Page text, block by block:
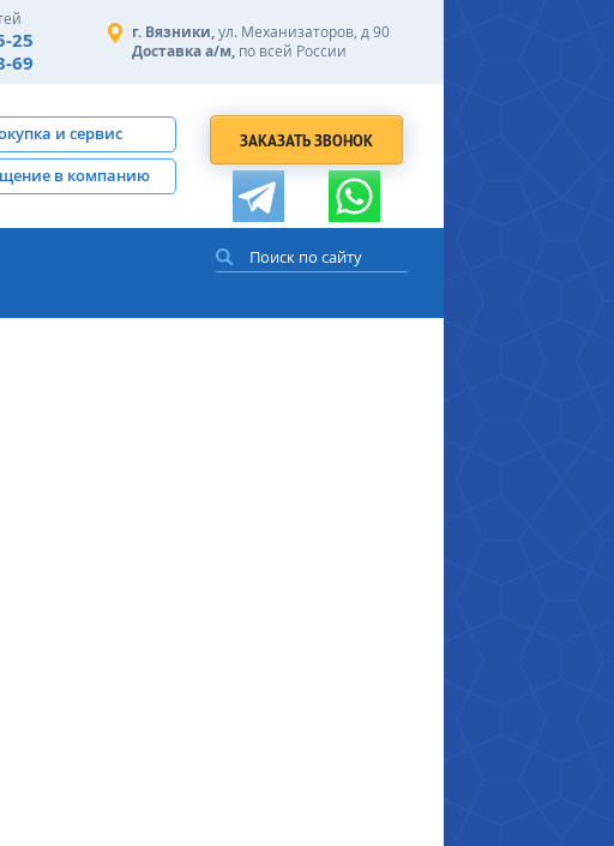
25
69
г. Вязники,ул. Механизаторов, д 90
Доставка а/м, по всей России
ЗАКАЗАТЬ ЗВОНОК
и сервис
в компанию